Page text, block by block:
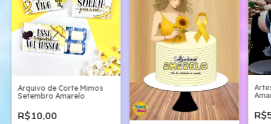
Arquivo de Corte Mimos
Setembro Amarelo
R$10,00